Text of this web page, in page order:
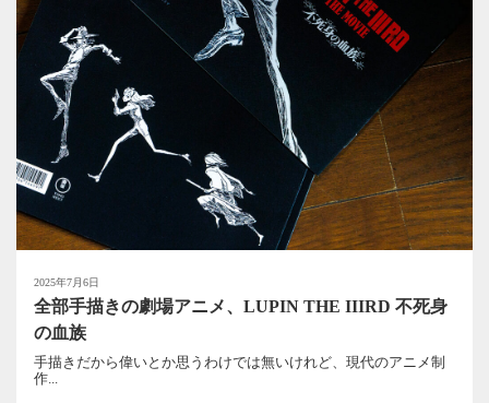
2025年7月6日
全部手描きの劇場アニメ、LUPIN THE IIIRD 不死身
の血族
手描きだから偉いとか思うわけでは無いけれど、現代のアニメ制
作...